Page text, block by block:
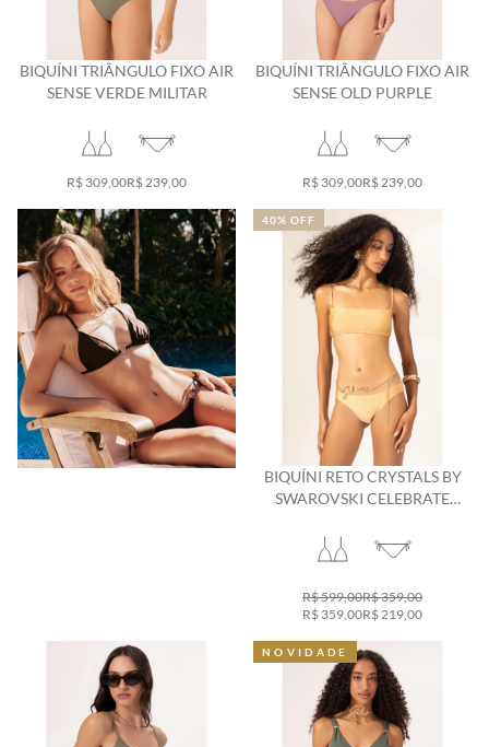
BIQUÍNI TRIÂNGULO FIXO AIR
SENSE VERDE MILITAR
R$ 309,00R$ 239,00
BIQUÍNI TRIÂNGULO FIXO AIR
SENSE OLD PURPLE
R$ 309,00R$ 239,00
BIQUÍNI RETO CRYSTALS BY
SWAROVSKI CELEBRATE
R$ 599,00
R$ 359,00
R$ 359,00
R$ 219,00
40% OFF
NOVIDADE
NOVIDADE